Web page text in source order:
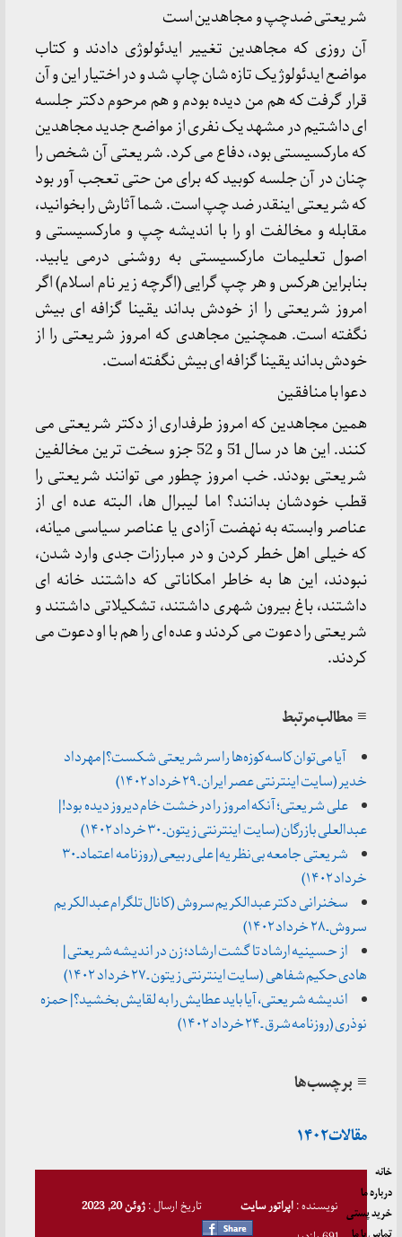
شریعتی ضدچپ و مجاهدین است
آن روزی که مجاهدین تغییر ایدئولوژی دادند و کتاب
مواضع ایدئولوژیک تازه شان چاپ شد و در اختیار این و آن
قرار گرفت که هم من دیده بودم و هم مرحوم دکتر جلسه
ای داشتیم در مشهد یک نفری از مواضع جدید مجاهدین
که مارکسیستی بود، دفاع می کرد. شریعتی آن شخص را
چنان در آن جلسه کوبید که برای من حتی تعجب آور بود
که شریعتی اینقدر ضد چپ است. شما آثارش را بخوانید،
مقابله و مخالفت او را با اندیشه چپ و مارکسیستی و
اصول تعلیمات مارکسیستی به روشنی درمی یابید.
بنابراین هرکس و هر چپ گرایی (اگرچه زیر نام اسلام) اگر
امروز شریعتی را از خودش بداند یقینا گزافه ای بیش
نگفته است. همچنین مجاهدی که امروز شریعتی را از
خودش بداند یقینا گزافه ای بیش نگفته است.
دعوا با منافقین
همین مجاهدین که امروز طرفداری از دکتر شریعتی می
کنند. این ها در سال 51 و 52 جزو سخت ترین مخالفین
شریعتی بودند. خب امروز چطور می توانند شریعتی را
قطب خودشان بدانند؟ اما لیبرال ها، البته عده ای از
عناصر وابسته به نهضت آزادی یا عناصر سیاسی میانه،
که خیلی اهل خطر کردن و در مبارزات جدی وارد شدن،
نبودند، این ها به خاطر امکاناتی که داشتند خانه ای
داشتند، باغ بیرون شهری داشتند، تشکیلاتی داشتند و
شریعتی را دعوت می کردند و عده ای را هم با او دعوت می
کردند.
≡ مطالب مرتبط
آیا می‌توان کاسه‌کوزه‌ها را سر شریعتی شکست؟ | مهرداد
خدیر (سایت اینترنتی عصر ایران ـ ۲۹ خرداد ۱۴۰۲)
علی شریعتی؛ آنکه امروز را در خشت خام دیروز دیده بود! |
عبدالعلی بازرگان (سایت اینترنتی زیتون ـ ۳۰ خرداد ۱۴۰۲)
شریعتی جامعه بی‌نظریه | علی ربیعی (روزنامه اعتماد ـ ۳۰
خرداد ۱۴۰۲)
سخنرانی دکتر عبدالکریم سروش (کانال تلگرام عبدالکریم
سروش ـ ۲۸ خرداد ۱۴۰۲)
از حسینیه ارشاد تا گشت ارشاد؛ زن در اندیشه شریعتی |
هادی حکیم شفاهی (سایت اینترنتی زیتون ـ ۲۷ خرداد ۱۴۰۲)
اندیشه شریعتی، آیا باید عطایش را به لقایش بخشید؟ | حمزه
نوذری (روزنامه شرق ـ ۲۴ خرداد ۱۴۰۲)
≡ برچسب‌ها
مقالات۱۴۰۲
نویسنده :اپراتور سایت تاریخ ارسال :ژوئن 20, 2023
خانه
درباره ما
خرید پستی